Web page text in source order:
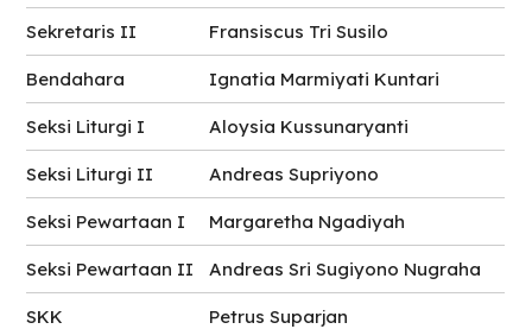
Sekretaris II Fransiscus Tri Susilo
Bendahara Ignatia Marmiyati Kuntari
Seksi Liturgi I Aloysia Kussunaryanti
Seksi Liturgi II Andreas Supriyono
Seksi Pewartaan I Margaretha Ngadiyah
Seksi Pewartaan II Andreas Sri Sugiyono Nugraha
SKK Petrus Suparjan